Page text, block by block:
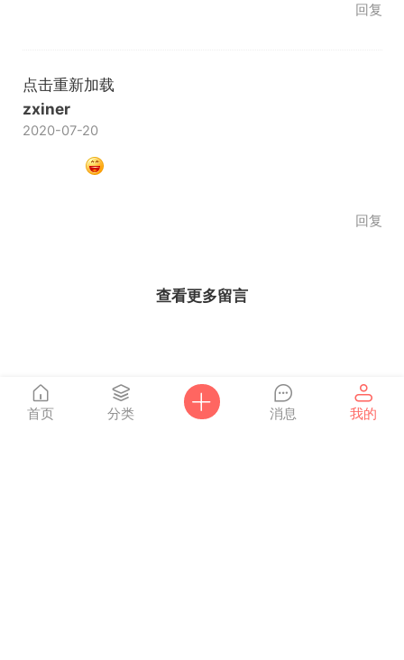
回复
点击重新加载
zxiner
2020-07-20
回复
查看更多留言
首页 分类 消息 我的